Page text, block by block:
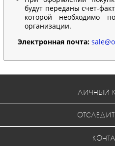
будут переданы счет-
которой необходимо
организации.
Электронная почта:
ЛИЧНЫЙ